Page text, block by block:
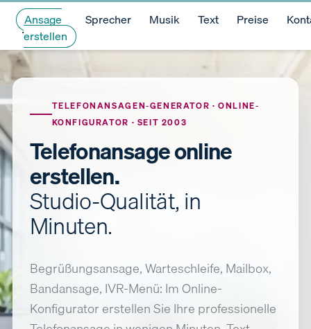
Ansage
erstellen
Sprecher Musik Text Preise
TELEFONANSAGEN-GENERATOR · ONLINE-
KONFIGURATOR · SEIT 2003
Telefonansage online
erstellen.
Studio-Qualität, in
Minuten.
Begrüßungsansage, Warteschleife, Mailbox,
Bandansage, IVR-Menü: Im Online-
Konfigurator erstellen Sie Ihre professionelle